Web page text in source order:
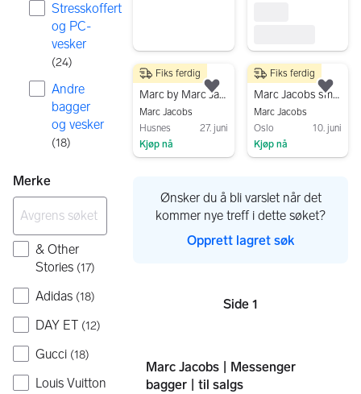
Stresskoffert
og PC-
vesker
(24)
Andre
bagger
og vesker
(18)
Merke
& Other
Stories (17)
Adidas (18)
DAY ET (12)
Gucci (18)
Louis Vuitton
2 500 kr
Marc by Marc Jacobs – Tidløs skinnveske – elegant og diskret!
Marc Jacobs
Husnes
27. juni
Kjøp nå
Fiks ferdig
Legg til som favoritt.
1 490 kr
Marc Jacobs small cross body leather bag Messenger bag
Marc Jacobs
Oslo
10. juni
Kjøp nå
Fiks ferdig
Ønsker du å bli varslet når det
kommer nye treff i dette søket?
Opprett lagret søk
Sider
Side 1
Marc Jacobs | Messenger
bagger | til salgs